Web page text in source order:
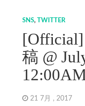
SNS, TWITTER
稿 @
21 7月 , 2017